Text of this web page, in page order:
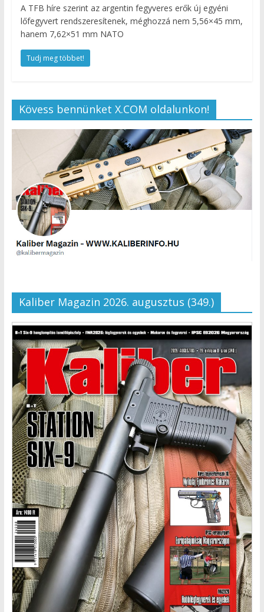
A TFB híre szerint az argentin fegyveres erők új egyéni
lőfegyvert rendszeresítenek, méghozzá nem 5,56×45 mm,
hanem 7,62×51 mm NATO
Tudj meg többet!
Kövess bennünket X.COM oldalunkon!
Kaliber Magazin 2026. augusztus (349.)